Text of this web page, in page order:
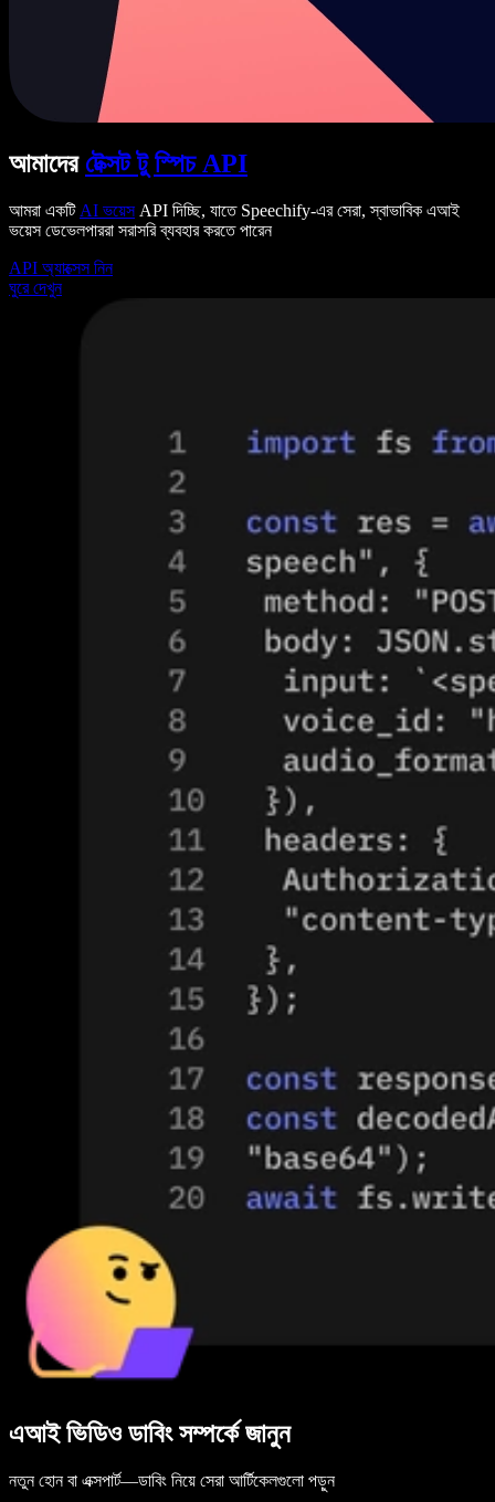
আমাদের টেক্সট টু স্পিচ API
আমরা একটি AI ভয়েসAPI দিচ্ছি, যাতে Speechify-এর সেরা, স্বাভাবিক এআই
ভয়েস ডেভেলপাররা সরাসরি ব্যবহার করতে পারেন
API অ্যাক্সেস নিন
ঘুরে দেখুন
এআই ভিডিও ডাবিং সম্পর্কে জানুন
নতুন হোন বা এক্সপার্ট—ডাবিং নিয়ে সেরা আর্টিকেলগুলো পড়ুন